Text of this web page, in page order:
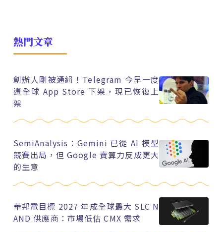
熱門文章
創辦人剛被通緝！Telegram 今早一度
遭全球 App Store 下架，現已恢復上
架
SemiAnalysis：Gemini 已從 AI 模型
競賽出局，但 Google 賣算力反成更大
的生意
華邦電目標 2027 年成全球最大 SLC N
AND 供應商：市場低估 CMX 需求